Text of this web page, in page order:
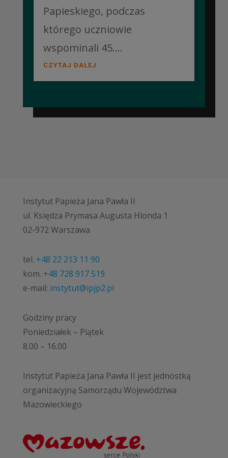
Papieskiego, podczas
którego uczniowie
wspominali 45....
CZYTAJ DALEJ
Instytut Papieża Jana Pawła II
ul. Księdza Prymasa Augusta Hlonda 1
02-972 Warszawa
tel. +48 22 213 11 90
kom. +48 728 917 519
e-mail: instytut@ipjp2.pl
Godziny pracy
Poniedziałek – Piątek
8.00 – 16.00
Instytut Papieża Jana Pawła II jest jednostką
organizacyjną Samorządu Województwa
Mazowieckiego